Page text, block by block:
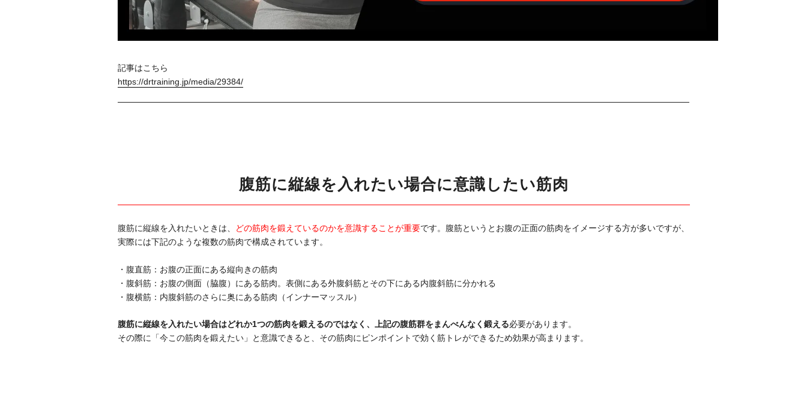
記事はこちら
https://drtraining.jp/media/29384/
腹筋に縦線を入れたい場合に意識したい筋肉
腹筋に縦線を入れたいときは、 どの筋肉を鍛えているのかを意識することが重要です。腹筋というとお腹の正面の筋肉をイメージする方が多いですが、
実際には下記のような複数の筋肉で構成されています。
・腹直筋：お腹の正面にある縦向きの筋肉
・腹斜筋：お腹の側面（脇腹）にある筋肉。表側にある外腹斜筋とその下にある内腹斜筋に分かれる
・腹横筋：内腹斜筋のさらに奥にある筋肉（インナーマッスル）
腹筋に縦線を入れたい場合はどれか1つの筋肉を鍛えるのではなく、上記の腹筋群をまんべんなく鍛える必要があります。
その際に「今この筋肉を鍛えたい」と意識できると、その筋肉にピンポイントで効く筋トレができるため効果が高まります。